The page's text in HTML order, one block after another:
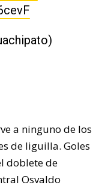
a ninguno de los
de liguilla. Goles
doblete de
Osvaldo